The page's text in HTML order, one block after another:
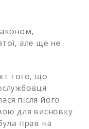
але ще не
того, що
після його
для висновку
прав на